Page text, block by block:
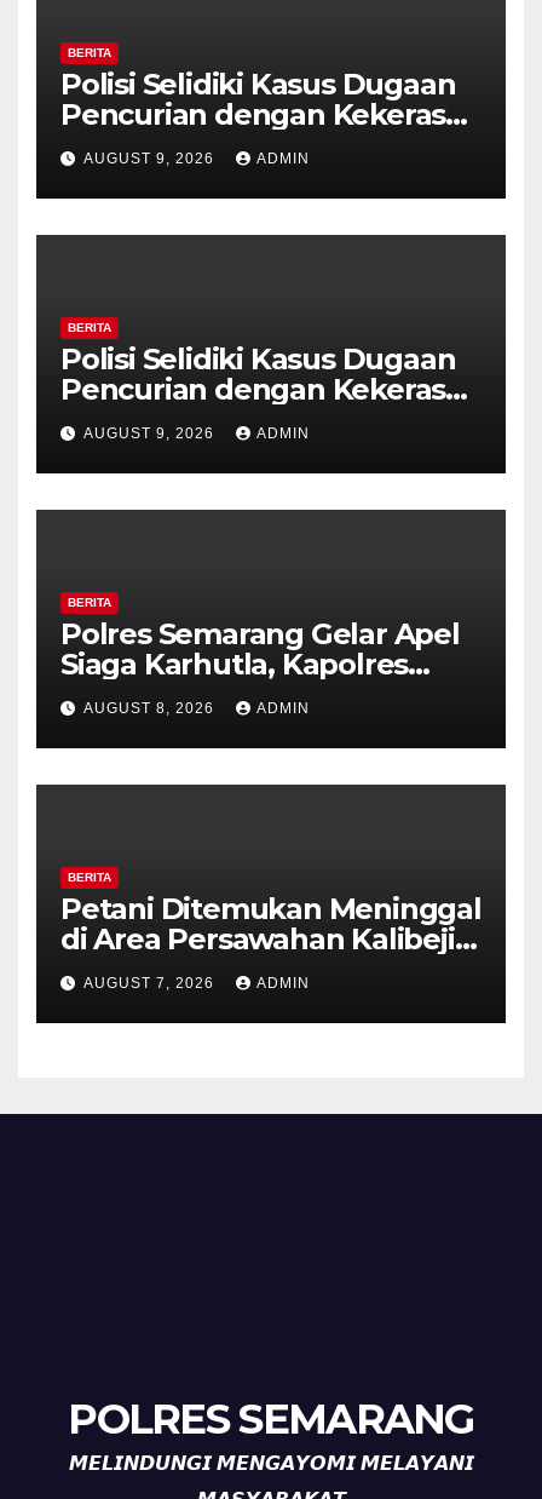
BERITA
Polisi Selidiki Kasus Dugaan
Pencurian dengan Kekerasan
di Counter HP Royal Phone
Ambarawa.
AUGUST 9, 2026 ADMIN
BERITA
Polisi Selidiki Kasus Dugaan
Pencurian dengan Kekerasan
di Counter HP Royal Phone
Ambarawa.
AUGUST 9, 2026 ADMIN
BERITA
Polres Semarang Gelar Apel
Siaga Karhutla, Kapolres
Tekankan Sinergi dan
Kesiapsiagaan Hadapi Musim
Kemarau.
AUGUST 8, 2026 ADMIN
BERITA
Petani Ditemukan Meninggal
di Area Persawahan Kalibeji,
Polisi Pastikan Tidak Ada
Tanda Kekerasan
AUGUST 7, 2026 ADMIN
POLRES SEMARANG
𝙈𝙀𝙇𝙄𝙉𝘿𝙐𝙉𝙂𝙄 𝙈𝙀𝙉𝙂𝘼𝙔𝙊𝙈𝙄 𝙈𝙀𝙇𝘼𝙔𝘼𝙉𝙄